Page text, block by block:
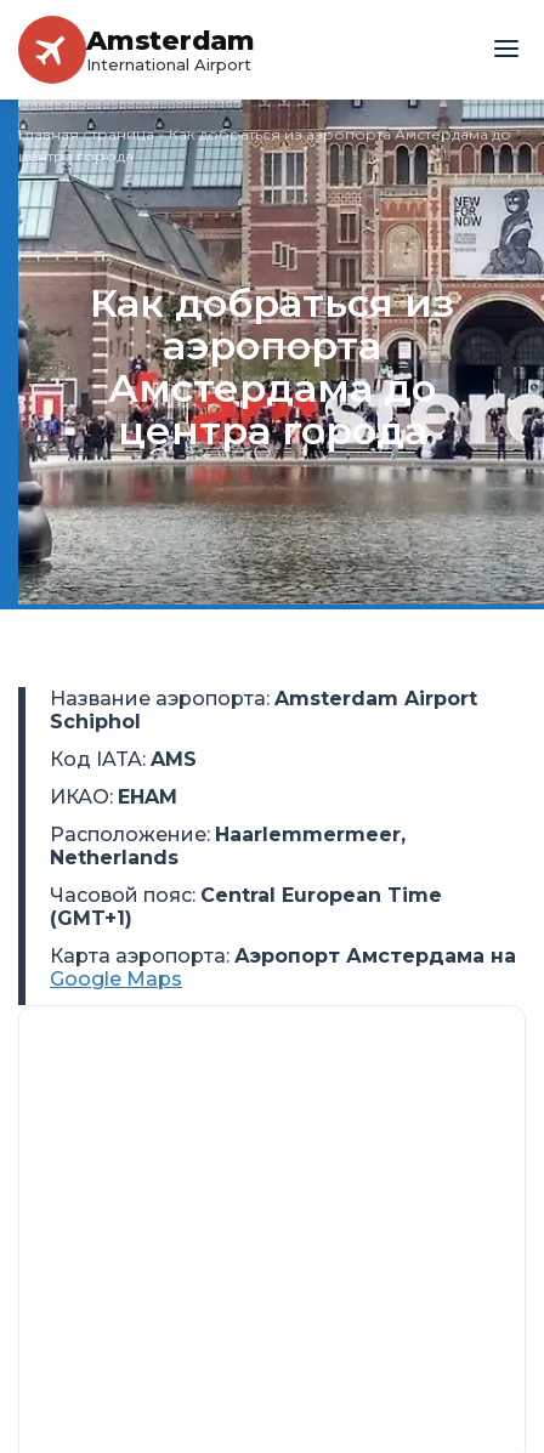
Amsterdam
International Airport
Главная страница»Как добраться из аэропорта Амстердама до
центра города
Как добраться из
аэропорта
Амстердама до
центра города
Название аэропорта: Amsterdam Airport
Schiphol
Код IATA: AMS
ИКАО: EHAM
Расположение: Haarlemmermeer,
Netherlands
Часовой пояс: Central European Time
(GMT+1)
Карта аэропорта: Аэропорт Амстердама на
Google Maps